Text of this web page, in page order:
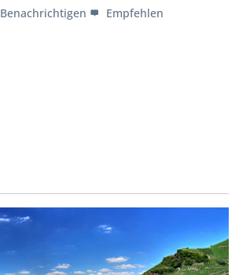
Benachrichtigen Empfehlen